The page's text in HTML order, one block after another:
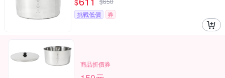
$
挑戰低價
券
商品折價券